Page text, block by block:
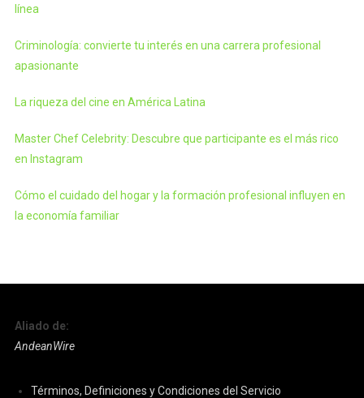
línea
Criminología: convierte tu interés en una carrera profesional
apasionante
La riqueza del cine en América Latina
Master Chef Celebrity: Descubre que participante es el más rico
en Instagram
Cómo el cuidado del hogar y la formación profesional influyen en
la economía familiar
Aliado de:
AndeanWire
Términos, Definiciones y Condiciones del Servicio